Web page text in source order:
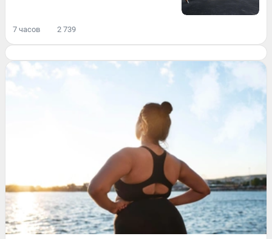
7 часов 2 739